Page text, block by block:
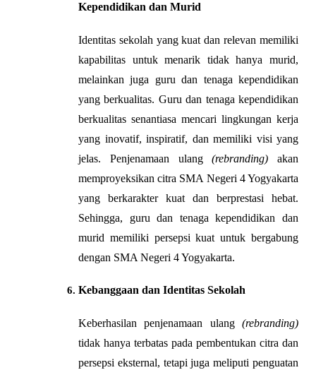
Kependidikan dan Murid
Identitas sekolah yang kuat dan relevan memiliki
kapabilitas untuk menarik tidak hanya murid,
melainkan juga guru dan tenaga kependidikan
yang berkualitas. Guru dan tenaga kependidikan
berkualitas senantiasa mencari lingkungan kerja
yang inovatif, inspiratif, dan memiliki visi yang
jelas. Penjenamaan ulang (rebranding) akan
memproyeksikan citra SMA Negeri 4 Yogyakarta
yang berkarakter kuat dan berprestasi hebat.
Sehingga, guru dan tenaga kependidikan dan
murid memiliki persepsi kuat untuk bergabung
dengan SMA Negeri 4 Yogyakarta.
Kebanggaan dan Identitas Sekolah
Keberhasilan penjenamaan ulang (rebranding)
tidak hanya terbatas pada pembentukan citra dan
persepsi eksternal, tetapi juga meliputi penguatan